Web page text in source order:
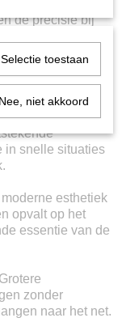
de precisie bij
draaiingen te
weerstaan.
in snelle situaties
moderne esthetiek
opvalt op het
essentie van de
Grotere
zonder
naar het net.
Selectie toestaan
Nee, niet akkoord